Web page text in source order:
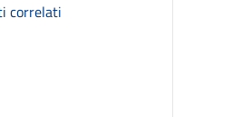
correlati